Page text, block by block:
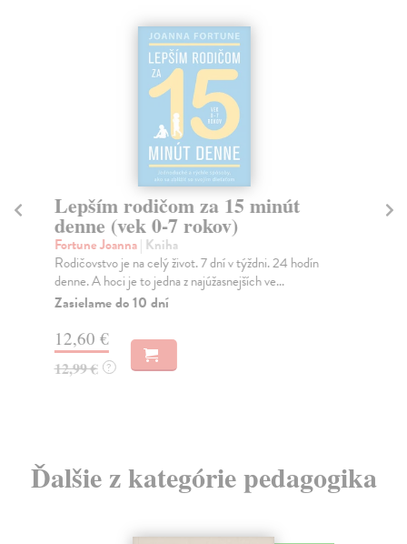
Lepším rodičom za 15 minút
denne (vek 0-7 rokov)
Fortune Joanna| Kniha
Rodičovstvo je na celý život. 7 dní v týždni. 24 hodín
denne. A hoci je to jedna z najúžasnejších ve...
Zasielame do 10 dní
12,60 €
12,99 € ?
Ďalšie z kategórie pedagogika